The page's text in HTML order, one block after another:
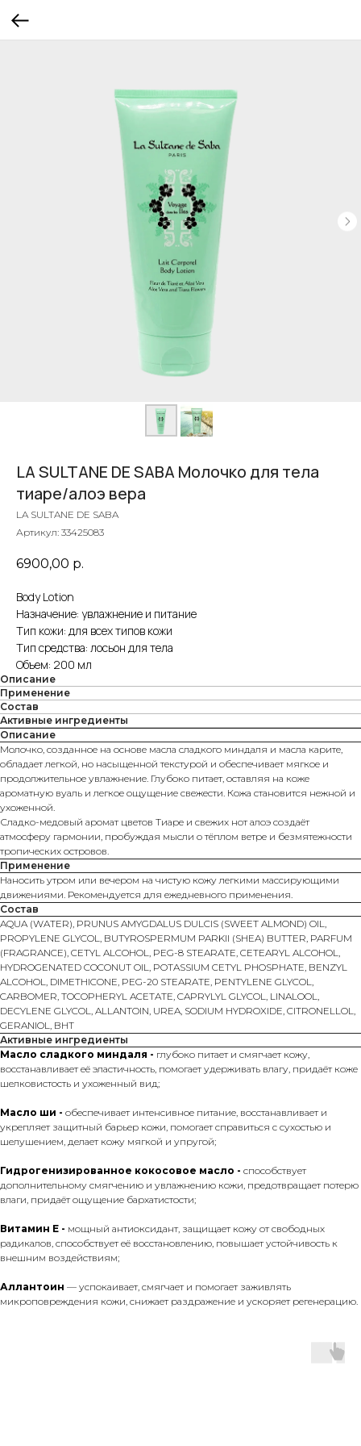
LA SULTANE DE SABA Молочко для тела
тиаре/алоэ вера
LA SULTANE DE SABA
Артикул: 33425083
6900,00 р.
Body Lotion
Назначение: увлажнение и питание
Тип кожи: для всех типов кожи
Тип средства: лосьон для тела
Объем: 200 мл
Описание
Применение
Состав
Активные ингредиенты
Описание
Молочко, созданное на основе масла сладкого миндаля и масла карите,
обладает легкой, но насыщенной текстурой и обеспечивает мягкое и
продолжительное увлажнение. Глубоко питает, оставляя на коже
ароматную вуаль и легкое ощущение свежести. Кожа становится нежной и
ухоженной.
Сладко-медовый аромат цветов Тиаре и свежих нот алоэ создаёт
атмосферу гармонии, пробуждая мысли о тёплом ветре и безмятежности
тропических островов.
Применение
Наносить утром или вечером на чистую кожу легкими массирующими
движениями. Рекомендуется для ежедневного применения.
Состав
AQUA (WATER), PRUNUS AMYGDALUS DULCIS (SWEET ALMOND) OIL,
PROPYLENE GLYCOL, BUTYROSPERMUM PARKII (SHEA) BUTTER, PARFUM
(FRAGRANCE), CETYL ALCOHOL, PEG-8 STEARATE, CETEARYL ALCOHOL,
HYDROGENATED COCONUT OIL, POTASSIUM CETYL PHOSPHATE, BENZYL
ALCOHOL, DIMETHICONE, PEG-20 STEARATE, PENTYLENE GLYCOL,
CARBOMER, TOCOPHERYL ACETATE, CAPRYLYL GLYCOL, LINALOOL,
DECYLENE GLYCOL, ALLANTOIN, UREA, SODIUM HYDROXIDE, CITRONELLOL,
GERANIOL, BHT
Активные ингредиенты
Масло сладкого миндаля - глубоко питает и смягчает кожу,
восстанавливает её эластичность, помогает удерживать влагу, придаёт коже
шелковистость и ухоженный вид;
Масло ши - обеспечивает интенсивное питание, восстанавливает и
укрепляет защитный барьер кожи, помогает справиться с сухостью и
шелушением, делает кожу мягкой и упругой;
Гидрогенизированное кокосовое масло - способствует
дополнительному смягчению и увлажнению кожи, предотвращает потерю
влаги, придаёт ощущение бархатистости;
Витамин Е - мощный антиоксидант, защищает кожу от свободных
радикалов, способствует её восстановлению, повышает устойчивость к
внешним воздействиям;
Аллантоин — успокаивает, смягчает и помогает заживлять
микроповреждения кожи, снижает раздражение и ускоряет регенерацию.